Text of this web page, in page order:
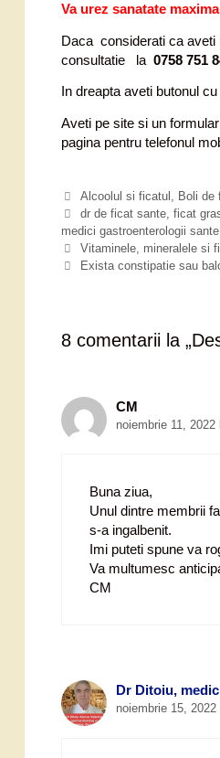
Va urez sanatate maxima
Daca considerati ca aveti
consultatie la 0758 751
In dreapta aveti butonul
Aveti pe site si un
pagina pentru telefonul
C
a
t
e
g
i
Alcoolul si ficatul Boli de
E
t
i
c
e
dr de ficat sante, ficat
medici gastroenterologii
N
a
a
t
Vitaminele, mineralele si
Exista constipatie sau
8 comentarii la „
CM
noiembrie 11, 2022
Buna ziua,
Unul dintre membrii
s-a ingalbenit.
Imi puteti spune va
Va multumesc
CM
Dr Ditoiu,
noiembrie 15, 2022